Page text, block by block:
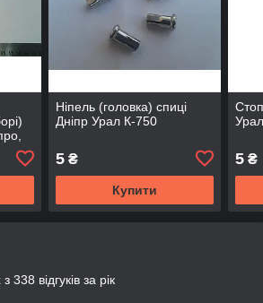
Ніпель (головка) спиці
Дніпр Урал К-750
5₴
Купити
5 ₴
338 відгуків за рік